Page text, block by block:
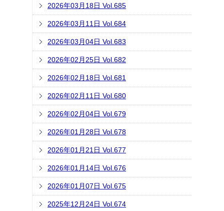
2026年03月18日 Vol.685
2026年03月11日 Vol.684
2026年03月04日 Vol.683
2026年02月25日 Vol.682
2026年02月18日 Vol.681
2026年02月11日 Vol.680
2026年02月04日 Vol.679
2026年01月28日 Vol.678
2026年01月21日 Vol.677
2026年01月14日 Vol.676
2026年01月07日 Vol.675
2025年12月24日 Vol.674